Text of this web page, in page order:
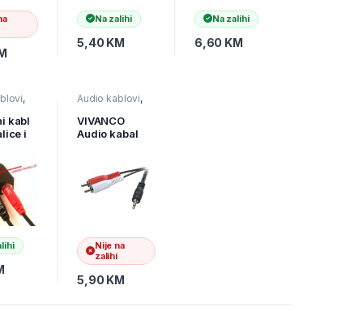
Na zalihi
5,40 KM
Na zalihi
6,60 KM
,
pribor
kabl
i
1m,
1
Audio kablovi,
audio,TV pribor
i AV kablovi
VIVANCO
Audio kabal
19720
Nije na
zalihi
5,90 KM